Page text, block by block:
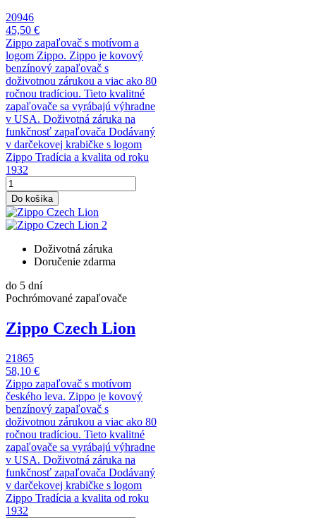
20946
45,50 €
Zippo zapaľovač s motívom a
logom Zippo. Zippo je kovový
benzínový zapaľovač s
doživotnou zárukou a viac ako 80
ročnou tradíciou. Tieto kvalitné
zapaľovače sa vyrábajú výhradne
v USA. Doživotná záruka na
funkčnosť zapaľovača Dodávaný
v darčekovej krabičke s logom
Zippo Tradícia a kvalita od roku
1932
Do košíka
Doživotná záruka
Doručenie zdarma
do 5 dní
Pochrómované zapaľovače
Zippo Czech Lion
21865
58,10 €
Zippo zapaľovač s motívom
českého leva. Zippo je kovový
benzínový zapaľovač s
doživotnou zárukou a viac ako 80
ročnou tradíciou. Tieto kvalitné
zapaľovače sa vyrábajú výhradne
v USA. Doživotná záruka na
funkčnosť zapaľovača Dodávaný
v darčekovej krabičke s logom
Zippo Tradícia a kvalita od roku
1932